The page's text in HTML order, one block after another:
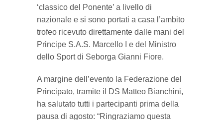
‘classico del Ponente’ a livello di
nazionale e si sono portati a casa l’ambito
trofeo ricevuto direttamente dalle mani del
Principe S.A.S. Marcello I e del Ministro
dello Sport di Seborga Gianni Fiore.
A margine dell’evento la Federazione del
Principato, tramite il DS Matteo Bianchini,
ha salutato tutti i partecipanti prima della
pausa di agosto: “Ringraziamo questa